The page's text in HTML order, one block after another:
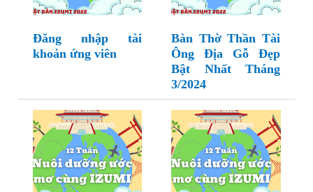
Đăng nhập tài
khoản ứng viên
Bàn Thờ Thần Tài
Ông Địa Gỗ Đẹp
Bật Nhất Tháng
3/2024